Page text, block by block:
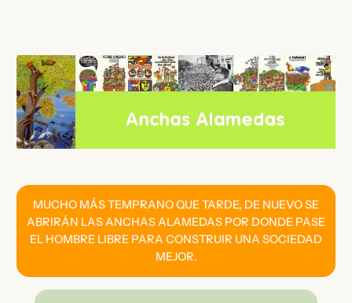
contenido
MUCHO MÁS TEMPRANO QUE TARDE, DE NUEVO SE
ABRIRÁN LAS ANCHAS ALAMEDAS POR DONDE PASE
EL HOMBRE LIBRE PARA CONSTRUIR UNA SOCIEDAD
MEJOR.